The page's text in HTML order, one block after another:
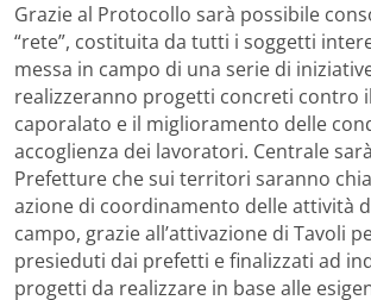
Grazie al Protocollo sarà possibile
“rete”, costituita da tutti i soggetti
messa in campo di una serie di
realizzeranno progetti concreti contro
caporalato e il miglioramento delle
accoglienza dei lavoratori. Centrale
Prefetture che sui territori saranno
azione di coordinamento delle attività
campo, grazie all’attivazione di Tavoli
presieduti dai prefetti e finalizzati ad
progetti da realizzare in base alle